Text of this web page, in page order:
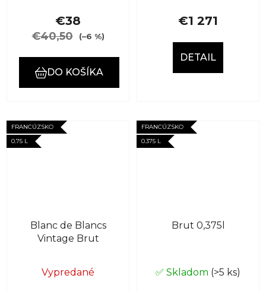
€38
€40,50 (–6 %)
DO KOŠÍKA
€1 271
DETAIL
FRANCÚZSKO
0.75 L
Blanc de Blancs
Vintage Brut
Vypredané
FRANCÚZSKO
0.375 L
Brut 0,375l
✅ Skladom (>5 ks)